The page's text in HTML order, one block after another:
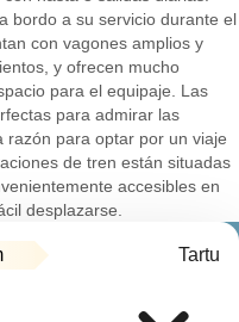
bordo a su servicio durante el
con vagones amplios y
y ofrecen mucho
para el equipaje. Las
para admirar las
razón para optar por un viaje
de tren están situadas
accesibles en
desplazarse.
Tartu